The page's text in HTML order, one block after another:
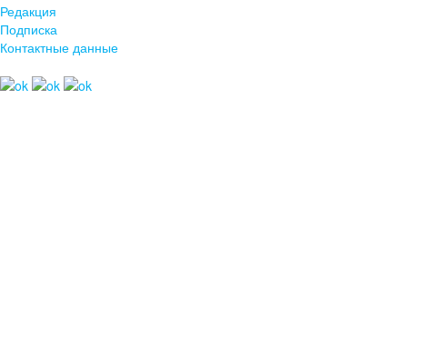
Редакция
Подписка
Контактные данные